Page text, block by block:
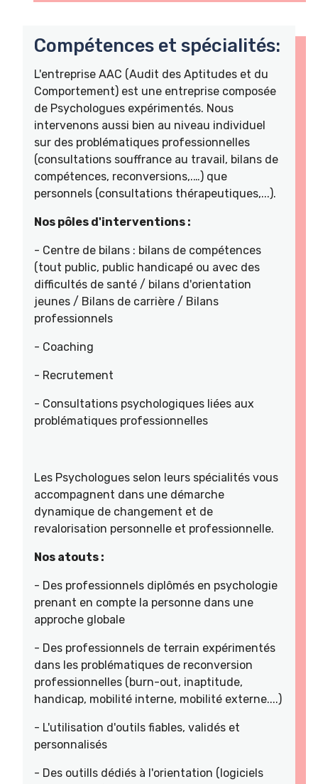
Compétences et spécialités:
L'entreprise AAC (Audit des Aptitudes et du
Comportement) est une entreprise composée
de Psychologues expérimentés. Nous
intervenons aussi bien au niveau individuel
sur des problématiques professionnelles
(consultations souffrance au travail, bilans de
compétences, reconversions,.…) que
personnels (consultations thérapeutiques,...).
Nos pôles d'interventions :
- Centre de bilans : bilans de compétences
(tout public, public handicapé ou avec des
difficultés de santé / bilans d'orientation
jeunes / Bilans de carrière / Bilans
professionnels
- Coaching
- Recrutement
- Consultations psychologiques liées aux
problématiques professionnelles
Les Psychologues selon leurs spécialités vous
accompagnent dans une démarche
dynamique de changement et de
revalorisation personnelle et professionnelle.
Nos atouts :
- Des professionnels diplômés en psychologie
prenant en compte la personne dans une
approche globale
- Des professionnels de terrain expérimentés
dans les problématiques de reconversion
professionnelles (burn-out, inaptitude,
handicap, mobilité interne, mobilité externe....)
- L'utilisation d'outils fiables, validés et
personnalisés
- Des outills dédiés à l'orientation (logiciels